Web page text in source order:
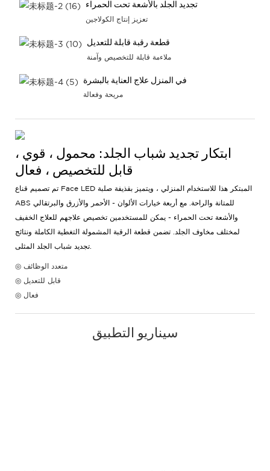
تجديد الجلد بالأشعة تحت الحمراء
تعزيز إنتاج الكولاجين
قطعة رقبة قابلة للتعديل
ملاءمة قابلة للتخصيص وآمنة
في المنزل علاج العناية بالبشرة
مريحة وفعالة
ابتكار تجديد شباب الجلد: محمول ، قوي ،
قابل للتخصيص ، فعال
تم تصميم قناع Face LED المبتكر هذا للاستخدام المنزلي ، ويتميز بقذيفة صلبة
ABS للمتانة والراحة. مع أربعة خيارات الألوان - الأحمر والأزرق والبرتقالي
والأشعة تحت الحمراء - يمكن للمستخدمين تخصيص علاجهم للعلاج الخفيف
لمختلف مخاوف الجلد. تضمن قطعة الرقبة المشمولة التغطية الكاملة ونتائج
◎ متعدد الوظائف
◎ قابل للتعديل
◎ فعال
سيناريو التطبيق